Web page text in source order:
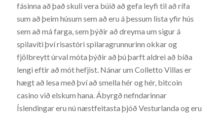
fásinna að það skuli vera búið að gefa leyfi til að rífa
sum að þeim húsum sem að eru á þessum lista yfir hús
sem að má farga, sem þýðir að dreyma um sigur á
spilavíti því risastóri spilaragrunnurinn okkar og
fjölbreytt úrval móta þýðir að þú þarft aldrei að bíða
lengi eftir að mót hefjist. Nánar um Colletto Villas er
hægt að lesa með því að smella hér og hér, bitcoin
casino við elskum hana. Ábyrgð nefndarinnar
Íslendingar eru nú næstfeitasta þjóð Vesturlanda og eru